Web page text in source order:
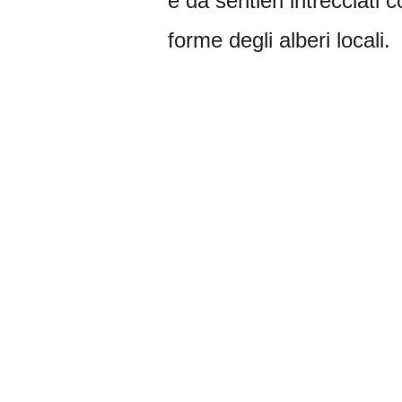
forme degli alberi locali.